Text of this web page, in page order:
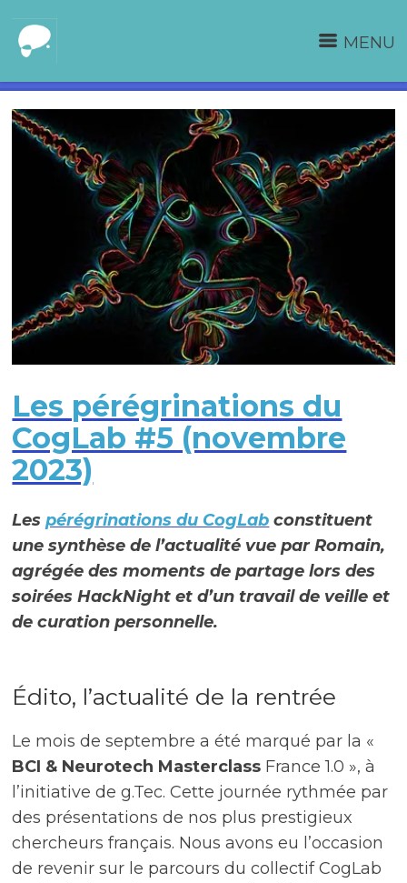
MENU
Les pérégrinations du
CogLab #5 (novembre
2023)
Lespérégrinations du CogLab constituent
une synthèse de l’actualité vue par Romain,
agrégée des moments de partage lors des
soirées HackNight et d’un travail de veille et
de curation personnelle.
Édito, l’actualité de la rentrée
Le mois de septembre a été marqué par la «
BCI & Neurotech Masterclass France 1.0 », à
l’initiative de g.Tec. Cette journée rythmée par
des présentations de nos plus prestigieux
chercheurs français. Nous avons eu l’occasion
de revenir sur le parcours du collectif CogLab